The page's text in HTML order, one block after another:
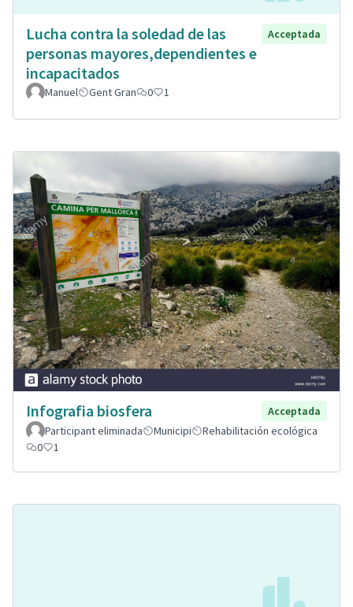
Lucha contra la soledad de las
personas mayores,dependientes e
incapacitados
Acceptada
Manuel Gent Gran 0 1
Infografia biosfera
Acceptada
Participant eliminada
Municipi
Rehabilitación ecológica
0
1